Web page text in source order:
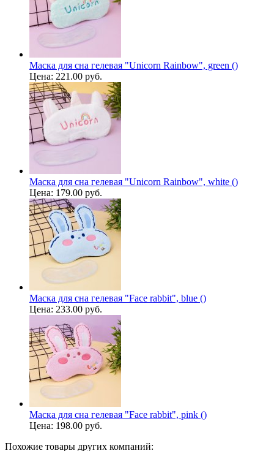
Маска для сна гелевая "Unicorn Rainbow", green ()
Цена: 221.00 руб.
Маска для сна гелевая "Unicorn Rainbow", white ()
Цена: 179.00 руб.
Маска для сна гелевая "Face rabbit", blue ()
Цена: 233.00 руб.
Маска для сна гелевая "Face rabbit", pink ()
Цена: 198.00 руб.
Похожие товары других компаний: